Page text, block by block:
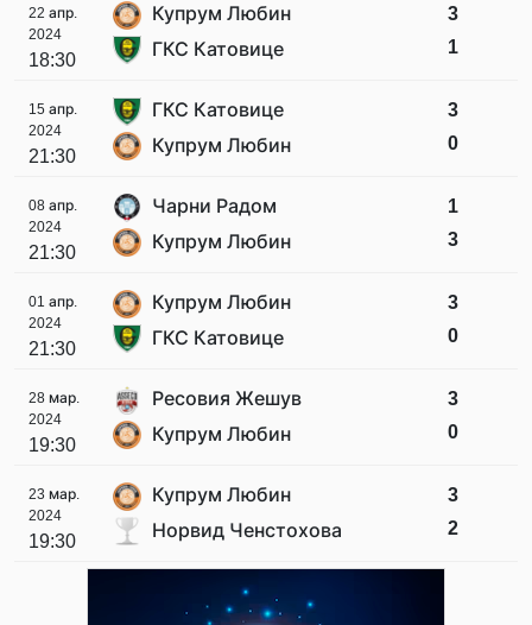
22 апр.
2024
18:30
Купрум Любин
ГКС Катовице
3
1
15 апр.
2024
21:30
ГКС Катовице
Купрум Любин
3
0
08 апр.
2024
21:30
Чарни Радом
Купрум Любин
1
3
01 апр.
2024
21:30
Купрум Любин
ГКС Катовице
3
0
28 мар.
2024
19:30
Ресовия Жешув
Купрум Любин
3
0
23 мар.
2024
19:30
Купрум Любин
Норвид Ченстохова
3
2